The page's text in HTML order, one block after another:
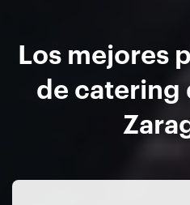
Los mejores
de catering